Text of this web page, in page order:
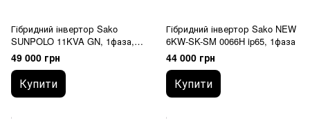
Гібридний інвертор Sako
SUNPOLO 11KVA GN, 1фаза,
окремий вхід для генератора
49 000 грн
Купити
Гібридний інвертор Sako NEW
6KW-SK-SM 0066H ip65, 1фаза
44 000 грн
Купити